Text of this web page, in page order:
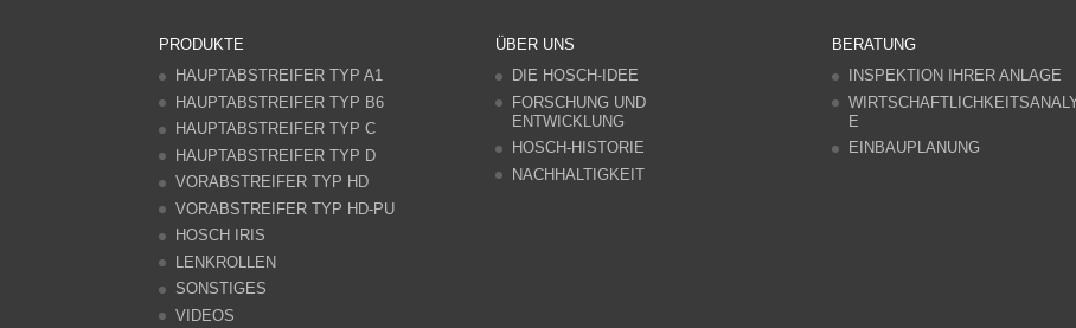
PRODUKTE
HAUPTABSTREIFER TYP A1
HAUPTABSTREIFER TYP B6
HAUPTABSTREIFER TYP C
HAUPTABSTREIFER TYP D
VORABSTREIFER TYP HD
VORABSTREIFER TYP HD-PU
HOSCH IRIS
LENKROLLEN
SONSTIGES
VIDEOS
ÜBER UNS
DIE HOSCH-IDEE
FORSCHUNG UND
ENTWICKLUNG
HOSCH-HISTORIE
NACHHALTIGKEIT
BERATUNG
INSPEKTION IHRER ANLAGE
E
EINBAUPLANUNG